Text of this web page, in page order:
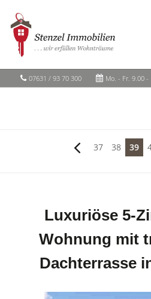
07631 / 93 70 300 Mo. - Fr. 9.00
37 38 39
Luxuriöse 5-
Wohnung mit
Dachterrasse